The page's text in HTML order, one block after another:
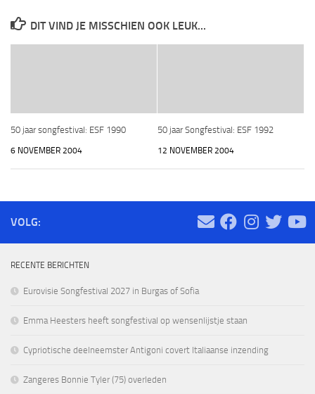
DIT VIND JE MISSCHIEN OOK LEUK...
50 jaar songfestival: ESF 1990
6 NOVEMBER 2004
50 jaar Songfestival: ESF 1992
12 NOVEMBER 2004
VOLG:
RECENTE BERICHTEN
Eurovisie Songfestival 2027 in Burgas of Sofia
Emma Heesters heeft songfestival op wensenlijstje staan
Cypriotische deelneemster Antigoni covert Italiaanse inzending
Zangeres Bonnie Tyler (75) overleden